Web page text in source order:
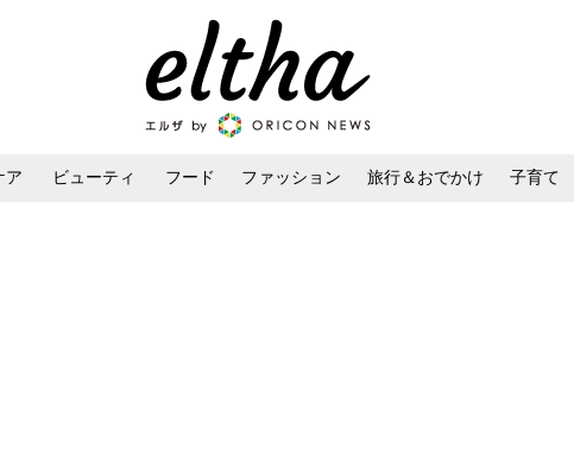
ア ビューティ フード ファッション 旅行＆おでかけ 子育て